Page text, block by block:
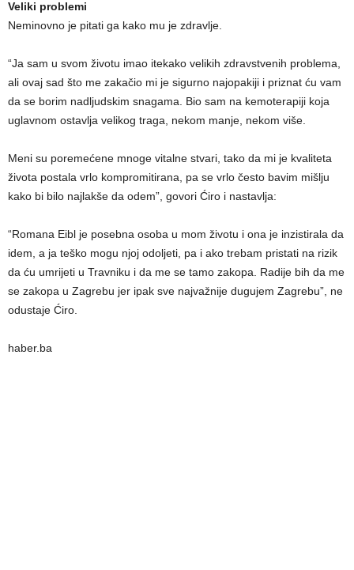
Veliki problemi
Neminovno je pitati ga kako mu je zdravlje.
“Ja sam u svom životu imao itekako velikih zdravstvenih problema,
ali ovaj sad što me zakačio mi je sigurno najopakiji i priznat ću vam
da se borim nadljudskim snagama. Bio sam na kemoterapiji koja
uglavnom ostavlja velikog traga, nekom manje, nekom više.
Meni su poremećene mnoge vitalne stvari, tako da mi je kvaliteta
života postala vrlo kompromitirana, pa se vrlo često bavim mišlju
kako bi bilo najlakše da odem”, govori Ćiro i nastavlja:
“Romana Eibl je posebna osoba u mom životu i ona je inzistirala da
idem, a ja teško mogu njoj odoljeti, pa i ako trebam pristati na rizik
da ću umrijeti u Travniku i da me se tamo zakopa. Radije bih da me
se zakopa u Zagrebu jer ipak sve najvažnije dugujem Zagrebu”, ne
odustaje Ćiro.
haber.ba